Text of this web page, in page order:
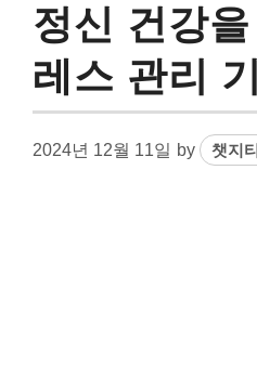
정신 건강
레스 관리
2024년 12월 11일 by 챗지